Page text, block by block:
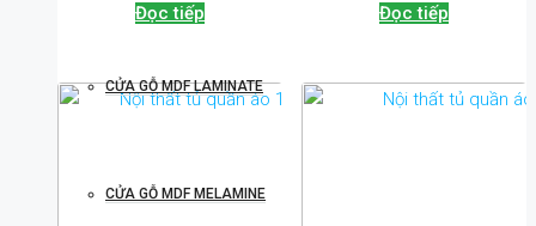
CỬA GỖ MDF LAMINATE
CỬA GỖ MDF MELAMINE
Đọc tiếp Đọc tiếp